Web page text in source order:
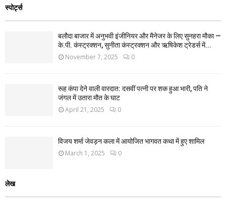
स्पोर्ट्स
बलौदा बाजार में अनुभवी इंजीनियर और मैनेजर के लिए सुनहरा मौका —
के.पी. कंस्ट्रक्शन, सुनीता कंस्ट्रक्शन और ऋषिकेश ट्रेडर्स में...
November 7, 2025 0
रूह कंपा देने वाली वारदात: दसवीं पत्नी पर शक हुआ भारी, पति ने
जंगल में उतारा मौत के घाट
April 21, 2025 0
विजय शर्मा जेवड़न कला में आयोजित भागवत कथा में हुए शामिल
March 1, 2025 0
लेख